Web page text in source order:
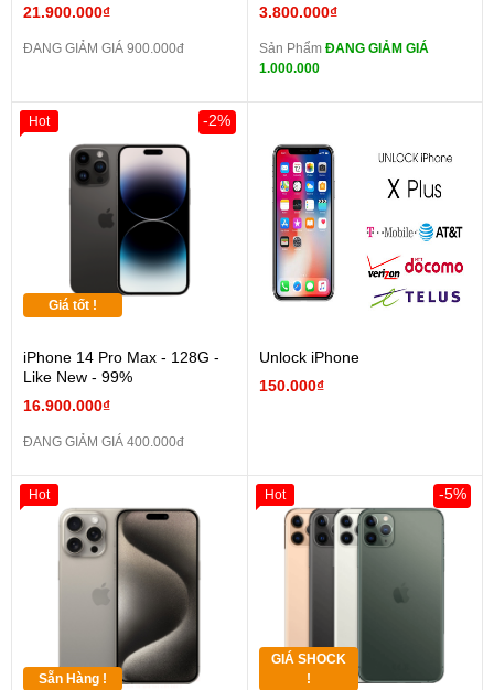
21.900.000₫
ĐANG GIẢM GIÁ 900.000đ
3.800.000₫
Sản Phẩm ĐANG GIẢM GIÁ
1.000.000
Giá tốt !
iPhone 14 Pro Max - 128G -
Like New - 99%
16.900.000₫
-2%
ĐANG GIẢM GIÁ 400.000đ
Hot
Unlock iPhone
150.000₫
Sẵn Hàng !
Hot
GIÁ SHOCK
!
-5%
Hot